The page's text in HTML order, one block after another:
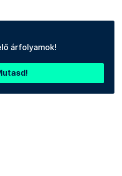
árfolyamok!